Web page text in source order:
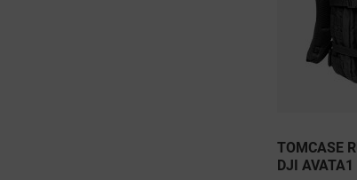
TOMCASE
DJI